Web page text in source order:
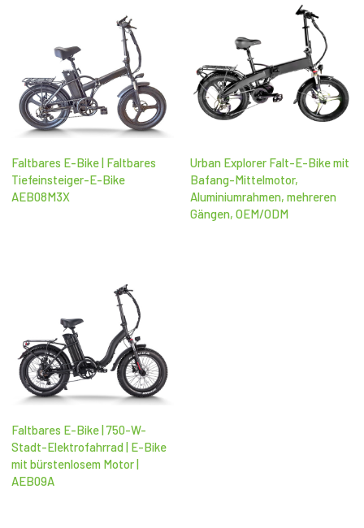
Faltbares E-Bike | Faltbares
Tiefeinsteiger-E-Bike
AEB08M3X
Urban Explorer Falt-E-Bike mit
Bafang-Mittelmotor,
Aluminiumrahmen, mehreren
Gängen, OEM/ODM
Faltbares E-Bike | 750-W-
Stadt-Elektrofahrrad | E-Bike
mit bürstenlosem Motor |
AEB09A